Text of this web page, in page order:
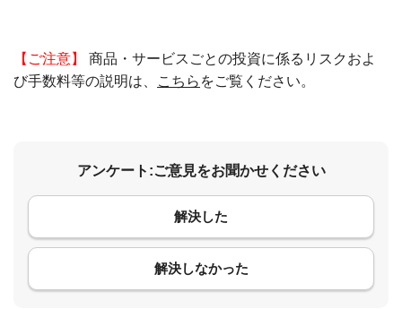
【ご注意】
商品・サービスごとの投資に係るリスクおよ
び手数料等の説明は、
こちら をご覧ください。
アンケート:ご意見をお聞かせください
解決した
解決しなかった
コメント